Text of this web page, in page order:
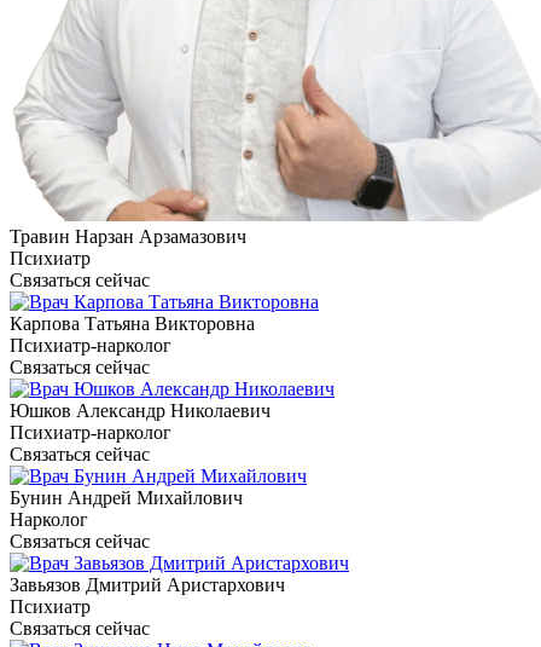
Травин Нарзан Арзамазович
Психиатр
Связаться сейчас
Карпова Татьяна Викторовна
Психиатр-нарколог
Связаться сейчас
Юшков Александр Николаевич
Психиатр-нарколог
Связаться сейчас
Бунин Андрей Михайлович
Нарколог
Связаться сейчас
Завьязов Дмитрий Аристархович
Психиатр
Связаться сейчас